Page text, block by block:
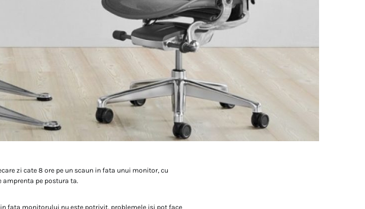
zi cate 8 ore pe un scaun in fata unui monitor, cu
amprenta pe postura ta.
fata monitorului nu este potrivit, problemele isi pot face